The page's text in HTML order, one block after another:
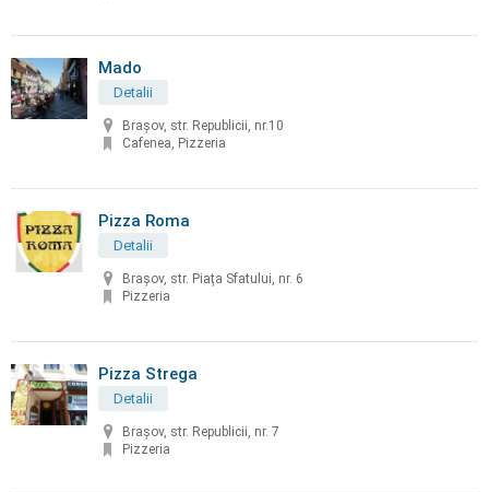
Mado
Detalii
Braşov, str. Republicii, nr.10
Cafenea, Pizzeria
Pizza Roma
Detalii
Brașov, str. Piața Sfatului, nr. 6
Pizzeria
Pizza Strega
Detalii
Braşov, str. Republicii, nr. 7
Pizzeria